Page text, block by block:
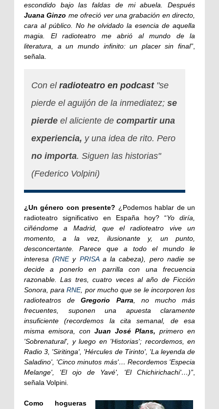
escondido bajo las faldas de mi abuela. Después
Juana Ginzo me ofreció ver una grabación en directo,
cara al público. No he olvidado la esencia de aquella
magia. El radioteatro me abrió al mundo de la
literatura, a un mundo infinito: un placer sin final”,
señala.
Con el radioteatro en podcast "se
pierde el aguijón de la inmediatez; se
pierde el aliciente de compartir una
experiencia, y una idea de rito. Pero
no importa. Siguen las historias"
(Federico Volpini)
¿Un género con presente? ¿Podemos hablar de un
radioteatro significativo en España hoy? “Yo diría,
ciñéndome a Madrid, que el radioteatro vive un
momento, a la vez, ilusionante y, un punto,
desconcertante. Parece que a todo el mundo le
interesa (RNEy PRISA a la cabeza), pero nadie se
decide a ponerlo en parrilla con una frecuencia
razonable. Las tres, cuatro veces al año de Ficción
Sonora, paraRNE, por mucho que se le incorporen los
radioteatros deGregorio Parra, no mucho más
frecuentes, suponen una apuesta claramente
insuficiente (recordemos la cita semanal, de esa
misma emisora, con Juan José Plans, primero en
'Sobrenatural', y luego en 'Historias'; recordemos, en
Radio 3, 'Siritinga', 'Hércules de Tirinto', 'La leyenda de
Saladino', 'Cinco minutos más'… Recordemos 'Especia
Melange', 'El ojo de Yavé', 'El Chichirichachi'…)”,
señala Volpini.
Como hogueras